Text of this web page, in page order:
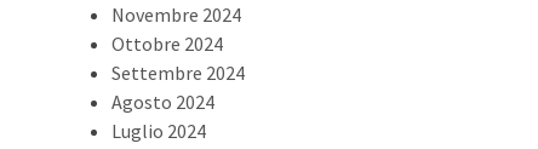
Novembre 2024
Ottobre 2024
Settembre 2024
Agosto 2024
Luglio 2024